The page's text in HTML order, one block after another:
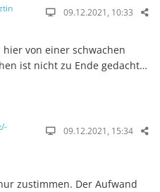
09.12.2021, 10:33
hier von einer schwachen
ist nicht zu Ende gedacht…
09.12.2021, 15:34
zustimmen. Der Aufwand